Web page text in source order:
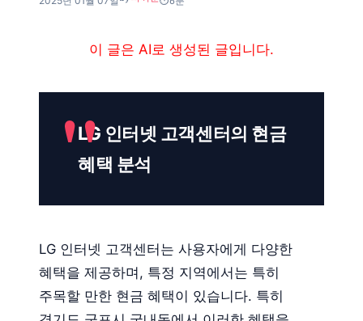
이 글은 AI로 생성된 글입니다.
LG 인터넷 고객센터의 현금
혜택 분석
LG 인터넷 고객센터는 사용자에게 다양한
혜택을 제공하며, 특정 지역에서는 특히
주목할 만한 현금 혜택이 있습니다. 특히